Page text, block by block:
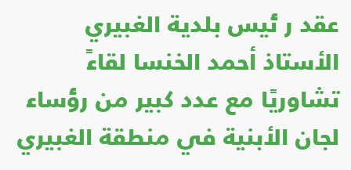
عقد ر ئيس بلدية الغبيري
الأستاذ أحمد الخنسا لقاءً
تشاوريًا مع عدد كبير من رؤساء
لجان الأبنية في منطقة الغبيري